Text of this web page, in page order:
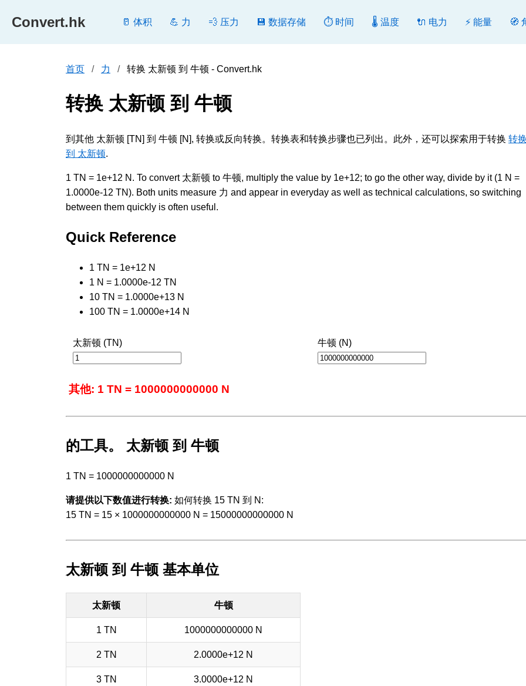
Convert.hk 🥛 体积 💪 力 💨 压力 💾 数据存储 ⏱️ 时间 🌡️ 温度 🔌 电力 ⚡ 能量 🧭
首页 力 转换 太新顿 到 牛顿 - Convert.hk
转换 太新顿 到 牛顿
到其他 太新顿 [TN] 到 牛顿 [N], 转换或反向转换。转换表和转换步骤也已列出。此外，还可以探索用于转换 转
到 太新顿.
1 TN = 1e+12 N. To convert 太新顿 to 牛顿, multiply the value by 1e+12; to go the other way, divide by it (1 N =
1.0000e-12 TN). Both units measure 力 and appear in everyday as well as technical calculations, so switching
between them quickly is often useful.
Quick Reference
1 TN = 1e+12 N
1 N = 1.0000e-12 TN
10 TN = 1.0000e+13 N
100 TN = 1.0000e+14 N
太新顿 (TN) 牛顿 (N)
其他: 1 TN = 1000000000000 N
的工具。 太新顿 到 牛顿
1 TN = 1000000000000 N
请提供以下数值进行转换: 如何转换 15 TN 到 N:
15 TN = 15 × 1000000000000 N = 15000000000000 N
太新顿 到 牛顿 基本单位
太新顿 牛顿
1 TN 1000000000000 N
2 TN 2.0000e+12 N
3 TN 3.0000e+12 N